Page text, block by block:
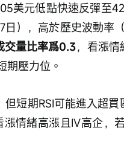
美元低點快速反彈至
日），高於歷史波動率
量比率爲0.3，看漲
期壓力位。
短期RSI可能進入超
情緒高漲且IV高企，